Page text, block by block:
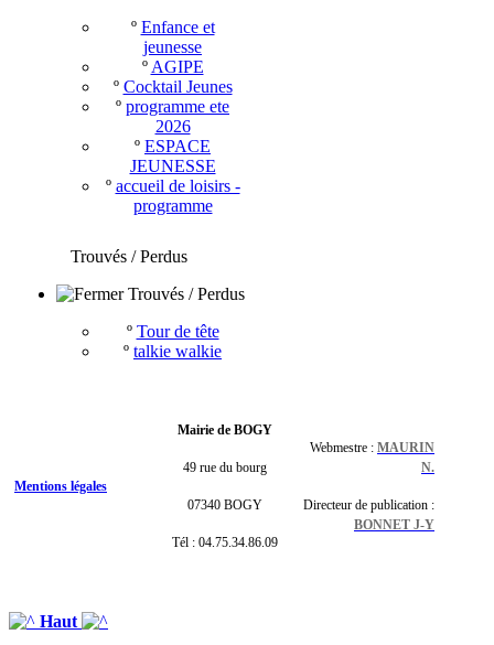
º Enfance et
jeunesse
º AGIPE
º Cocktail Jeunes
º programme ete
2026
º ESPACE
JEUNESSE
º accueil de loisirs -
programme
Trouvés / Perdus
Trouvés / Perdus
º Tour de tête
º talkie walkie
Mentions légales
Mairie de BOGY
49 rue du bourg
07340 BOGY
Tél : 04.75.34.86.09
Webmestre : MAURIN
N.
Directeur de publication :
BONNET J-Y
Haut